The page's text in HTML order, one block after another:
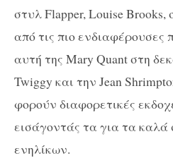
στυλ Flapper, Louise Brooks,
από τις πιο ενδιαφέρουσες
αυτή της Mary Quant στη
Twiggy και την Jean
φορούν διαφορετικές
εισάγοντάς τα για τα καλά
ενηλίκων.